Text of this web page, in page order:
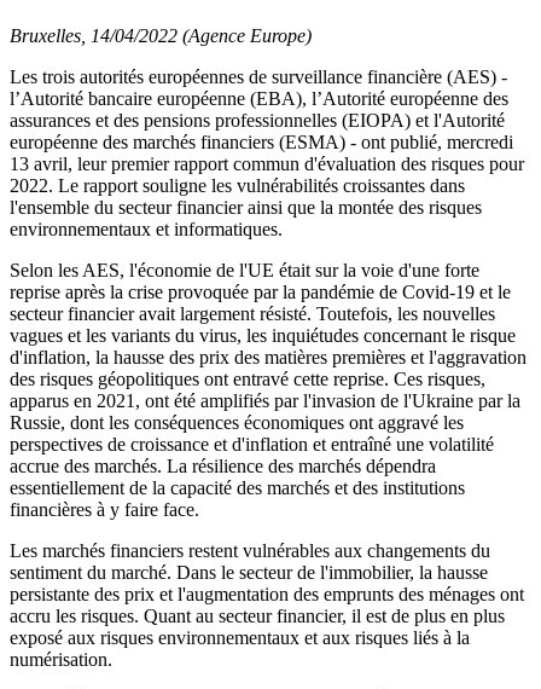
Bruxelles, 14/04/2022 (Agence Europe)
Les trois autorités européennes de surveillance financière (AES) -
l’Autorité bancaire européenne (EBA), l’Autorité européenne des
assurances et des pensions professionnelles (EIOPA) et l'Autorité
européenne des marchés financiers (ESMA) - ont publié, mercredi
13 avril, leur premier rapport commun d'évaluation des risques pour
2022. Le rapport souligne les vulnérabilités croissantes dans
l'ensemble du secteur financier ainsi que la montée des risques
environnementaux et informatiques.
Selon les AES, l'économie de l'UE était sur la voie d'une forte
reprise après la crise provoquée par la pandémie de Covid-19 et le
secteur financier avait largement résisté. Toutefois, les nouvelles
vagues et les variants du virus, les inquiétudes concernant le risque
d'inflation, la hausse des prix des matières premières et l'aggravation
des risques géopolitiques ont entravé cette reprise. Ces risques,
apparus en 2021, ont été amplifiés par l'invasion de l'Ukraine par la
Russie, dont les conséquences économiques ont aggravé les
perspectives de croissance et d'inflation et entraîné une volatilité
accrue des marchés. La résilience des marchés dépendra
essentiellement de la capacité des marchés et des institutions
financières à y faire face.
Les marchés financiers restent vulnérables aux changements du
sentiment du marché. Dans le secteur de l'immobilier, la hausse
persistante des prix et l'augmentation des emprunts des ménages ont
accru les risques. Quant au secteur financier, il est de plus en plus
exposé aux risques environnementaux et aux risques liés à la
numérisation.